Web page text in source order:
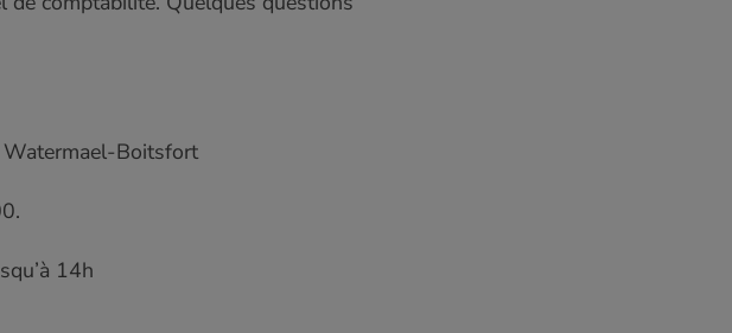
Boitsfort
14h